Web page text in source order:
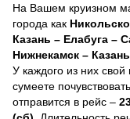
На Вашем круизном
города как
Казань – Елабуга –
Нижнекамск –
У каждого из них
сумеете
отправится в рейс –